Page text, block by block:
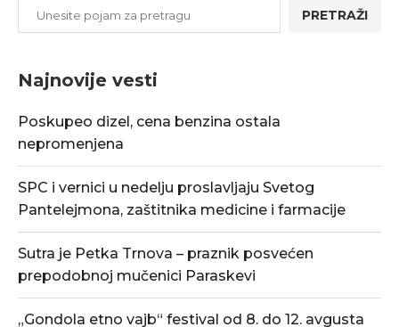
PRETRAŽI
Najnovije vesti
Poskupeo dizel, cena benzina ostala
nepromenjena
SPC i vernici u nedelju proslavljaju Svetog
Pantelejmona, zaštitnika medicine i farmacije
Sutra je Petka Trnova – praznik posvećen
prepodobnoj mučenici Paraskevi
„Gondola etno vajb“ festival od 8. do 12. avgusta